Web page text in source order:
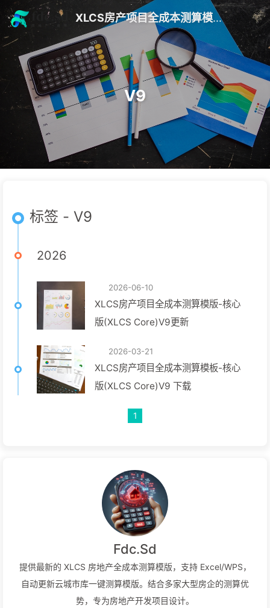
XLCS房产项目全成本测算模版 V10
V9
标签 - V9
2026
2026-06-10
XLCS房产项目全成本测算模版-核心
版(XLCS Core)V9更新
2026-03-21
XLCS房产项目全成本测算模板-核心
版(XLCS Core)V9 下载
1
Fdc.Sd
提供最新的 XLCS 房地产全成本测算模版，支持 Excel/WPS，
自动更新云城市库一键测算模版。结合多家大型房企的测算优
势，专为房地产开发项目设计。